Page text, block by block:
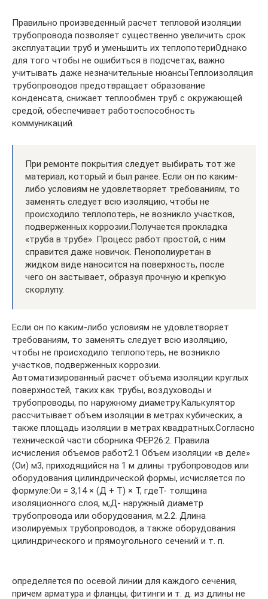
Правильно произведенный расчет тепловой изоляции
трубопровода позволяет существенно увеличить срок
эксплуатации труб и уменьшить их теплопотериОднако
для того чтобы не ошибиться в подсчетах, важно
учитывать даже незначительные нюансыТеплоизоляция
трубопроводов предотвращает образование
конденсата, снижает теплообмен труб с окружающей
средой, обеспечивает работоспособность
коммуникаций.
При ремонте покрытия следует выбирать тот же
материал, который и был ранее. Если он по каким-
либо условиям не удовлетворяет требованиям, то
заменять следует всю изоляцию, чтобы не
происходило теплопотерь, не возникло участков,
подверженных коррозии.Получается прокладка
«труба в трубе». Процесс работ простой, с ним
справится даже новичок. Пенополиуретан в
жидком виде наносится на поверхность, после
чего он застывает, образуя прочную и крепкую
скорлупу.
Если он по каким-либо условиям не удовлетворяет
требованиям, то заменять следует всю изоляцию,
чтобы не происходило теплопотерь, не возникло
участков, подверженных коррозии.
Автоматизированный расчет объема изоляции круглых
поверхностей, таких как трубы, воздуховоды и
трубопроводы, по наружному диаметру.Калькулятор
рассчитывает объем изоляции в метрах кубических, а
также площадь изоляции в метрах квадратных.Согласно
технической части сборника ФЕР26:2. Правила
исчисления объемов работ2.1 Объем изоляции «в деле»
(Ои) м3, приходящийся на 1 м длины трубопроводов или
оборудования цилиндрической формы, исчисляется по
формуле:Ои = 3,14 × (Д + Т) × Т, гдеТ- толщина
изоляционного слоя, м;Д- наружный диаметр
трубопровода или оборудования, м.2.2. Длина
изолируемых трубопроводов, а также оборудования
цилиндрического и прямоугольного сечений и т. п.
определяется по осевой линии для каждого сечения,
причем арматура и фланцы, фитинги и т. д. из длины не